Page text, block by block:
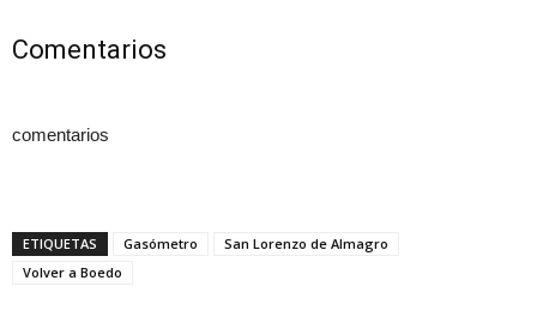
Comentarios
comentarios
ETIQUETAS Gasómetro
San Lorenzo de Almagro
Volver a Boedo